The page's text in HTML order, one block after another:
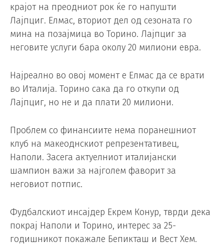
крајот на преодниот рок ќе го напушти
Лајпциг. Елмас, вториот дел од сезоната го
мина на позајмица во Торино. Лајпциг за
неговите услуги бара околу 20 милиони евра.
Најреално во овој момент е Елмас да се врати
во Италија. Торино сака да го откупи од
Лајпциг, но не и да плати 20 милиони.
Проблем со финансиите нема поранешниот
клуб на макеоднскиот репрезентативец,
Наполи. Засега актуелниот италијански
шампион важи за најголем фаворит за
неговиот потпис.
Фудбалскиот инсајдер Екрем Конур, тврди дека
покрај Наполи и Торино, интерес за 25-
годишникот покажале Бепикташ и Вест Хем.